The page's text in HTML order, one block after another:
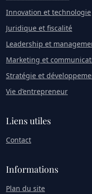
Innovation et technologie
Juridique et fiscalité
Leadership et
Marketing et
Stratégie et
Vie d’entrepreneur
Liens utiles
Contact
Informations
Plan du site